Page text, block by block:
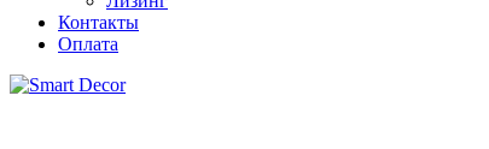
Контакты
Оплата